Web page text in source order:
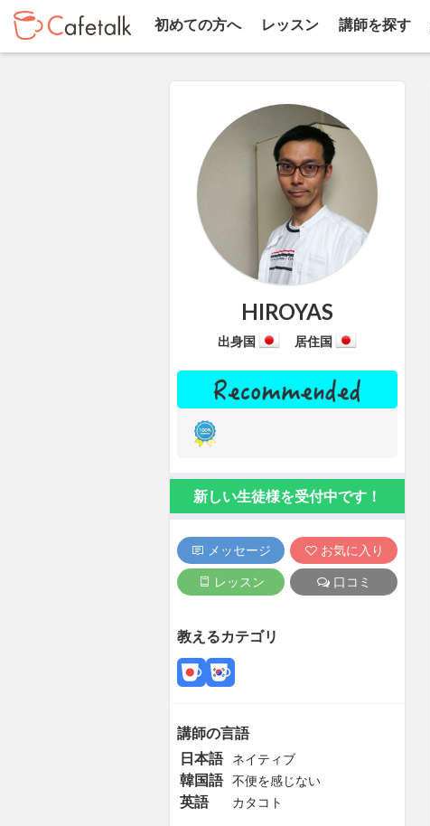
初めての方へ レッスン 講師を探す
HIROYAS
出身国 居住国
新しい生徒様を受付中です！
メッセージ お気に入り
レッスン 口コミ
教えるカテゴリ
講師の言語
日本語 ネイティブ
韓国語 不便を感じない
英語 カタコト